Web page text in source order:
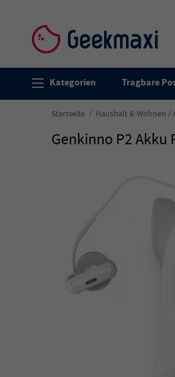
Kategorien Tragbare
Startseite Haushalt & Wohnen
Genkinno P2 Akku